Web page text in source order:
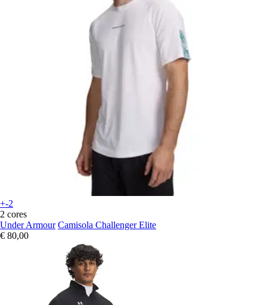
+-2
2 cores
Under Armour Camisola Challenger Elite
€ 80,00